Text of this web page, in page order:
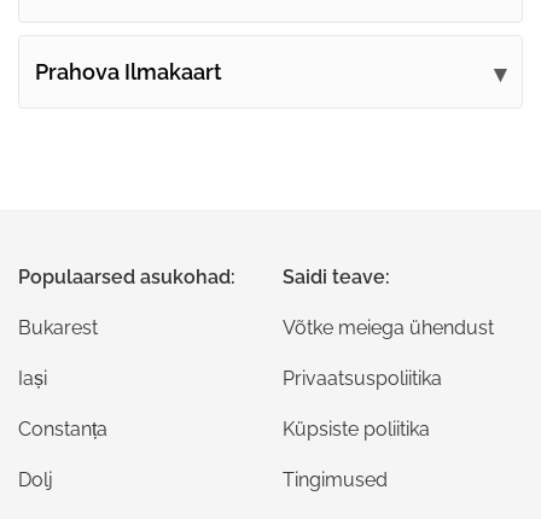
Prahova Ilmakaart
Populaarsed asukohad:
Bukarest
Iași
Constanța
Dolj
Saidi teave:
Võtke meiega ühendust
Privaatsuspoliitika
Küpsiste poliitika
Tingimused